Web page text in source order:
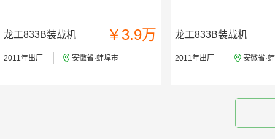
龙工833B装载机 ￥3.9万
2011年出厂 安徽省·蚌埠市
龙工833B装载机
2011年出厂 安徽省·